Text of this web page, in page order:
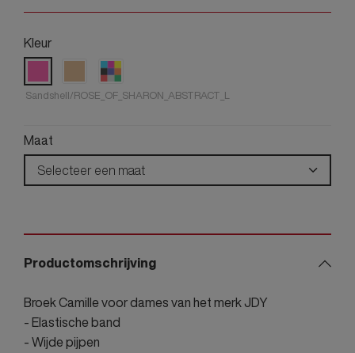
Kleur
Sandshell/ROSE_OF_SHARON_ABSTRACT_L
Maat
Selecteer een maat
Productomschrijving
Broek Camille voor dames van het merk JDY
- Elastische band
- Wijde pijpen